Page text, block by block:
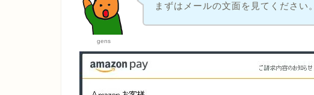
gens
まずはメールの文面を見てください。